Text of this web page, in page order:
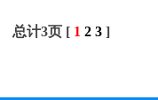
总计3页 [ 1 2 3 ]